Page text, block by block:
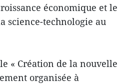
économique et le
science-technologie au
« Création de la nouvelle
organisée à